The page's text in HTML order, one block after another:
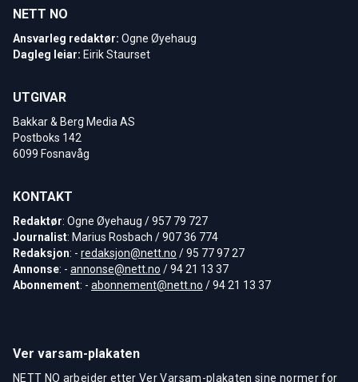
NETT NO
Ansvarleg redaktør: Ogne Øyehaug
Dagleg leiar: Eirik Staurset
UTGIVAR
Bakkar & Berg Media AS
Postboks 142
6099 Fosnavåg
KONTAKT
Redaktør: Ogne Øyehaug / 957 79 727
Journalist: Marius Rosbach / 907 36 774
Redaksjon: - redaksjon@nett.no / 95 77 97 27
Annonse: - annonse@nett.no / 94 21 13 37
Abonnement: - abonnement@nett.no / 94 21 13 37
Ver varsam-plakaten
NETT NO arbeider etter Ver Varsam-plakaten sine normer for